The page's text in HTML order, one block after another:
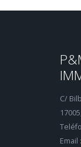
C/
Email :